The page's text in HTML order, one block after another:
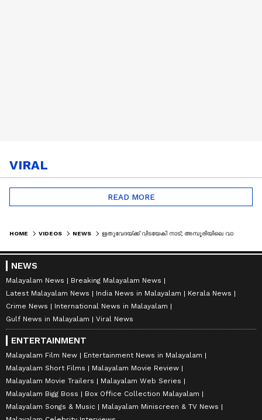
VIRAL
READ MORE
HOME VIDEOS NEWS
NEWS
Malayalam News
Breaking Malayalam News
Latest Malayalam News
India News in Malayalam
Kerala News
Crime News
International News in Malayalam
Gulf News in Malayalam
Viral News
ENTERTAINMENT
Malayalam Film New
Entertainment News in Malayalam
Malayalam Short Films
Malayalam Movie Review
Malayalam Movie Trailers
Malayalam Web Series
Malayalam Bigg Boss
Box Office Collection Malayalam
Malayalam Songs & Music
Malayalam Miniscreen & TV News